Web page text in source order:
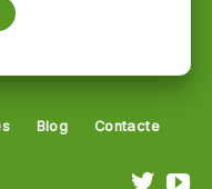
Blog Contacte